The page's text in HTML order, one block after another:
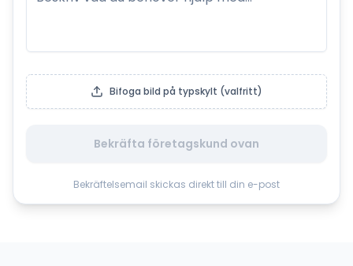
Bifoga bild på typskylt (valfritt)
Bekräfta företagskund ovan
Bekräftelsemail skickas direkt till din e-post